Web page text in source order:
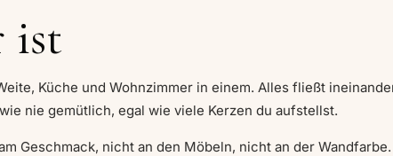
ist
Küche und Wohnzimmer in einem. Alles fließt
nie gemütlich, egal wie viele Kerzen du aufstellst.
Geschmack, nicht an den Möbeln, nicht an der